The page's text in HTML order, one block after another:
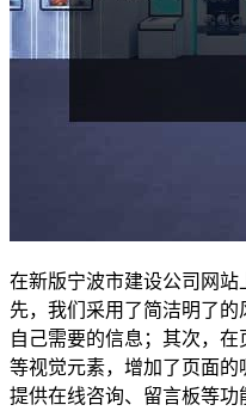
在新版宁波市建设公司网
先，我们采用了简洁明了的
自己需要的信息；其次，
等视觉元素，增加了页面的
提供在线咨询、留言板等